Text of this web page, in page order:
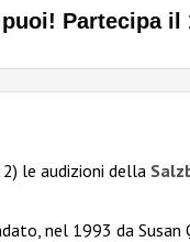
Partecipa il
le audizioni della
nel 1993 da Susan